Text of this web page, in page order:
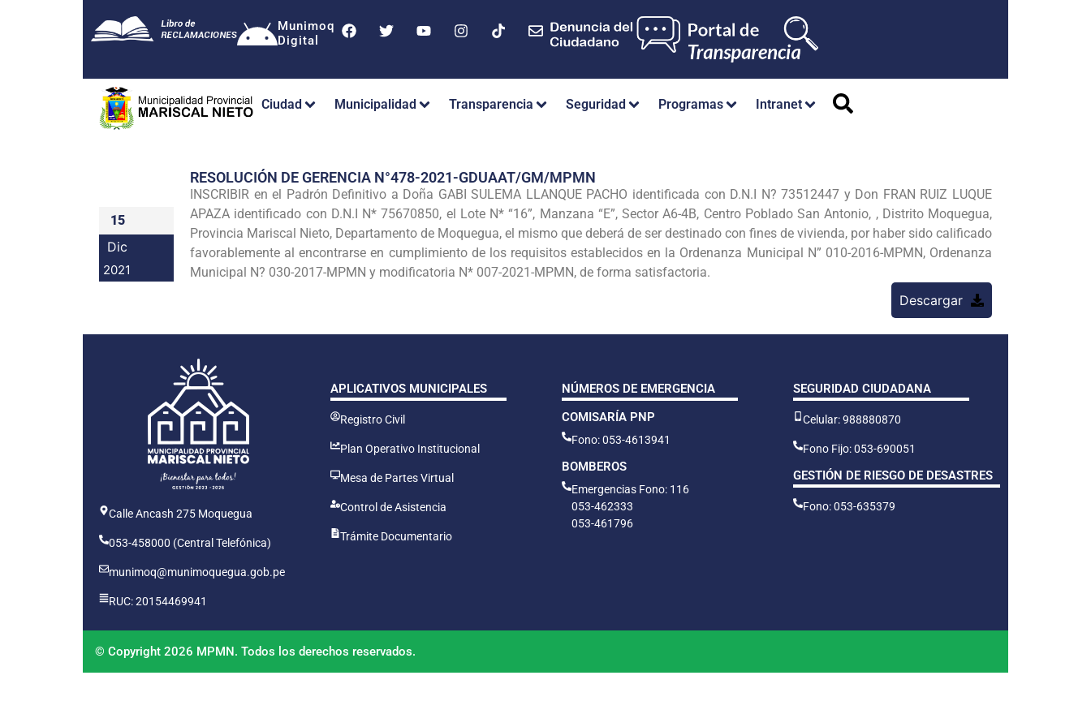
Munimoq
Digital
Ciudad Municipalidad Transparencia Seguridad Programas Intranet
15
Dic
2021
RESOLUCIÓN DE GERENCIA N°478-2021-GDUAAT/GM/MPMN
INSCRIBIR en el Padrón Definitivo a Doña GABI SULEMA LLANQUE PACHO identificada con D.N.I N? 73512447 y Don FRAN RUIZ LUQUE
APAZA identificado con D.N.I N* 75670850, el Lote N* “16”, Manzana “E”, Sector A6-4B, Centro Poblado San Antonio, , Distrito Moquegua,
Provincia Mariscal Nieto, Departamento de Moquegua, el mismo que deberá de ser destinado con fines de vivienda, por haber sido calificado
favorablemente al encontrarse en cumplimiento de los requisitos establecidos en la Ordenanza Municipal N” 010-2016-MPMN, Ordenanza
Municipal N? 030-2017-MPMN y modificatoria N* 007-2021-MPMN, de forma satisfactoria.
Descargar
Calle Ancash 275 Moquegua
053-458000 (Central Telefónica)
munimoq@munimoquegua.gob.pe
RUC: 20154469941
APLICATIVOS MUNICIPALES
Registro Civil
Plan Operativo Institucional
Mesa de Partes Virtual
Control de Asistencia
Trámite Documentario
NÚMEROS DE EMERGENCIA
COMISARÍA PNP
Fono: 053-4613941
BOMBEROS
Emergencias Fono: 116
053-462333
053-461796
SEGURIDAD CIUDADANA
Celular: 988880870
Fono Fijo: 053-690051
GESTIÓN DE RIESGO DE DESASTRES
Fono: 053-635379
© Copyright 2026 MPMN. Todos los derechos reservados.